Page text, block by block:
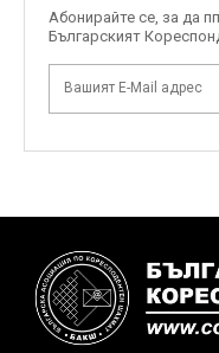
Абонирайте се, за да
Българският